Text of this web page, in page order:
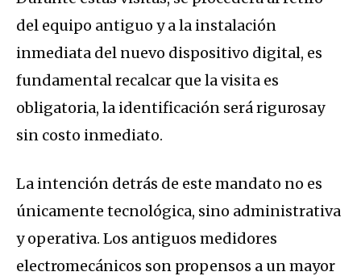
del equipo antiguo y a la instalación
inmediata del nuevo dispositivo digital, es
fundamental recalcar que la visita es
obligatoria, la identificación será rigurosay
sin costo inmediato.
La intención detrás de este mandato no es
únicamente tecnológica, sino administrativa
y operativa. Los antiguos medidores
electromecánicos son propensos a un mayor